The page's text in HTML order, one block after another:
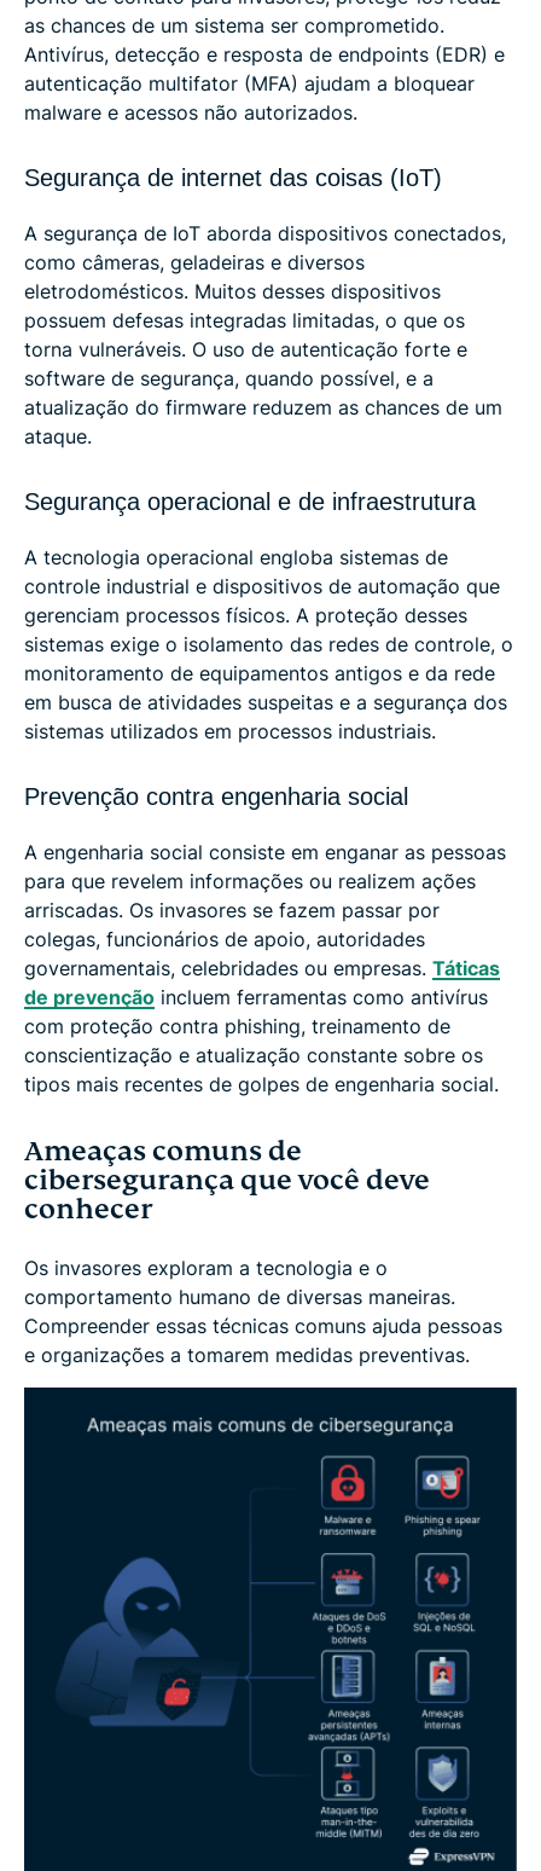
as chances de um sistema ser comprometido.
Antivírus, detecção e resposta de endpoints (EDR) e
autenticação multifator (MFA) ajudam a bloquear
malware e acessos não autorizados.
Segurança de internet das coisas (IoT)
A segurança de IoT aborda dispositivos conectados,
como câmeras, geladeiras e diversos
eletrodomésticos. Muitos desses dispositivos
possuem defesas integradas limitadas, o que os
torna vulneráveis. O uso de autenticação forte e
software de segurança, quando possível, e a
atualização do firmware reduzem as chances de um
ataque.
Segurança operacional e de infraestrutura
A tecnologia operacional engloba sistemas de
controle industrial e dispositivos de automação que
gerenciam processos físicos. A proteção desses
sistemas exige o isolamento das redes de controle, o
monitoramento de equipamentos antigos e da rede
em busca de atividades suspeitas e a segurança dos
sistemas utilizados em processos industriais.
Prevenção contra engenharia social
A engenharia social consiste em enganar as pessoas
para que revelem informações ou realizem ações
arriscadas. Os invasores se fazem passar por
colegas, funcionários de apoio, autoridades
governamentais, celebridades ou empresas. Táticas
de prevenção incluem ferramentas como antivírus
com proteção contra phishing, treinamento de
conscientização e atualização constante sobre os
tipos mais recentes de golpes de engenharia social.
Ameaças comuns de
cibersegurança que você deve
conhecer
Os invasores exploram a tecnologia e o
comportamento humano de diversas maneiras.
Compreender essas técnicas comuns ajuda pessoas
e organizações a tomarem medidas preventivas.